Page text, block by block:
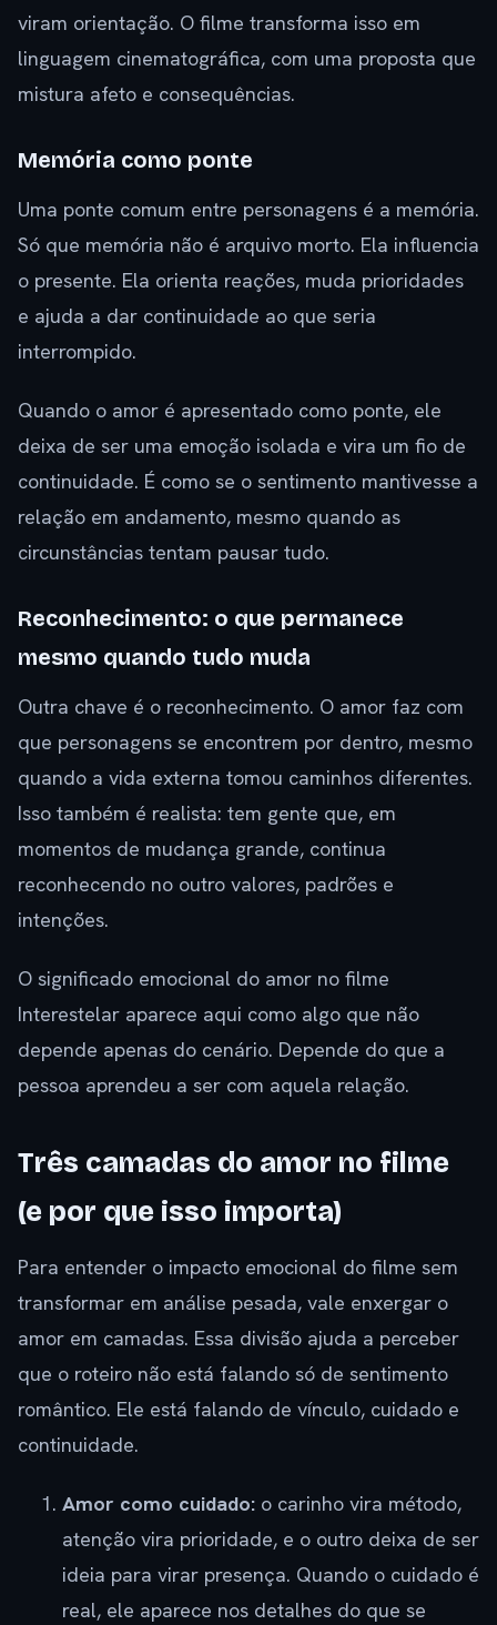
viram orientação. O filme transforma isso em
linguagem cinematográfica, com uma proposta que
mistura afeto e consequências.
Memória como ponte
Uma ponte comum entre personagens é a memória.
Só que memória não é arquivo morto. Ela influencia
o presente. Ela orienta reações, muda prioridades
e ajuda a dar continuidade ao que seria
interrompido.
Quando o amor é apresentado como ponte, ele
deixa de ser uma emoção isolada e vira um fio de
continuidade. É como se o sentimento mantivesse a
relação em andamento, mesmo quando as
circunstâncias tentam pausar tudo.
Reconhecimento: o que permanece
mesmo quando tudo muda
Outra chave é o reconhecimento. O amor faz com
que personagens se encontrem por dentro, mesmo
quando a vida externa tomou caminhos diferentes.
Isso também é realista: tem gente que, em
momentos de mudança grande, continua
reconhecendo no outro valores, padrões e
intenções.
O significado emocional do amor no filme
Interestelar aparece aqui como algo que não
depende apenas do cenário. Depende do que a
pessoa aprendeu a ser com aquela relação.
Três camadas do amor no filme
(e por que isso importa)
Para entender o impacto emocional do filme sem
transformar em análise pesada, vale enxergar o
amor em camadas. Essa divisão ajuda a perceber
que o roteiro não está falando só de sentimento
romântico. Ele está falando de vínculo, cuidado e
continuidade.
Amor como cuidado: o carinho vira método,
atenção vira prioridade, e o outro deixa de ser
ideia para virar presença. Quando o cuidado é
real, ele aparece nos detalhes do que se